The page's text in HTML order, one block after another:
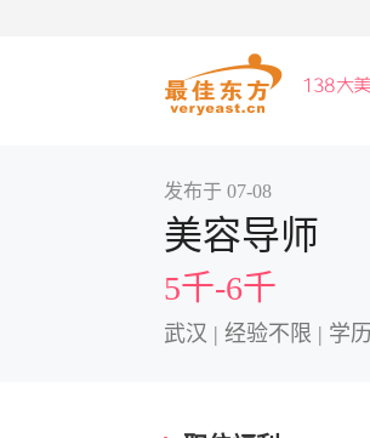
发布于 07-08
美容导师
5千-6千
武汉 | 经验不限 | 学